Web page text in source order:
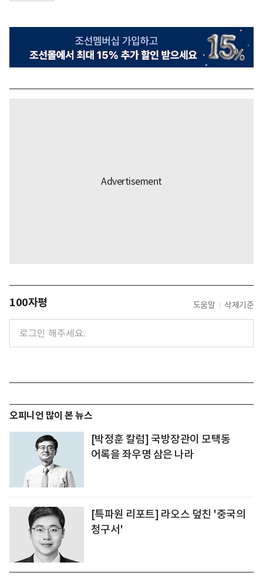
100자평 도움말 삭제기준
오피니언 많이 본 뉴스
[박정훈 칼럼] 국방장관이 모택동
어록을 좌우명 삼은 나라
[특파원 리포트] 라오스 덮친 '중국의
청구서'